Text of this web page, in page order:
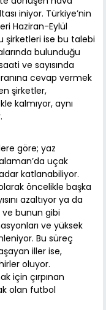
iniyor. Türkiye’nin
Haziran-Eylül
ise bu talebi
bulunduğu
ve sayısında
cevap vermek
şirketler,
kalmıyor, aynı
göre; yaz
uçak
katlanabiliyor.
öncelikle başka
azaltıyor ya da
ve bunun gibi
ve yüksek
Bu süreç
iller ise,
oluyor.
için çırpınan
olan futbol